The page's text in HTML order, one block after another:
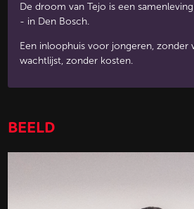
De droom van Tejo is een
- in Den Bosch.
Een inloophuis voor jongeren, zonder
wachtlijst, zonder kosten.
BEELD